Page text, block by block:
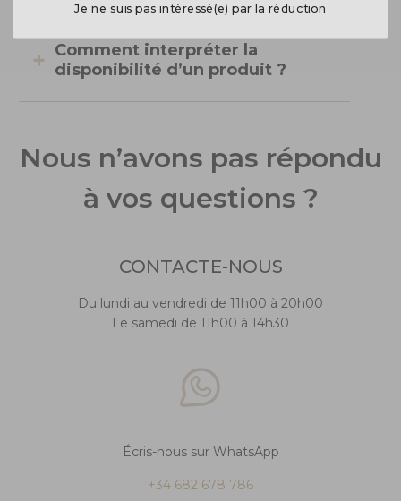
Comment interpréter la
disponibilité d’un produit ?
Nous n’avons pas répondu
à vos questions ?
CONTACTE-NOUS
Du lundi au vendredi de 11h00 à 20h00
Le samedi de 11h00 à 14h30
Écris-nous sur WhatsApp
+34 682 678 786
Je ne suis pas intéressé(e) par la réduction